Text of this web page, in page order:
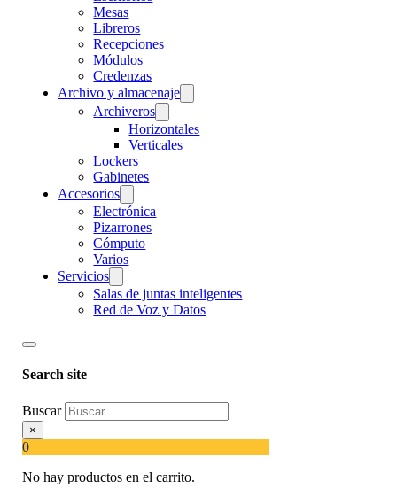
Mesas
Libreros
Recepciones
Módulos
Credenzas
Archivo y almacenaje
Archiveros
Horizontales
Verticales
Lockers
Gabinetes
Accesorios
Electrónica
Pizarrones
Cómputo
Varios
Servicios
Salas de juntas inteligentes
Red de Voz y Datos
Search site
Buscar
×
0
No hay productos en el carrito.